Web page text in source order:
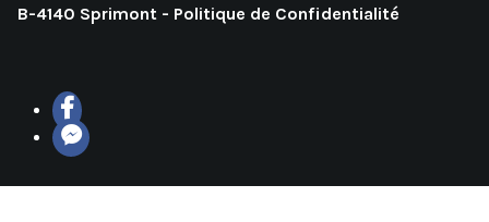
B-4140 Sprimont - Politique de Confidentialité